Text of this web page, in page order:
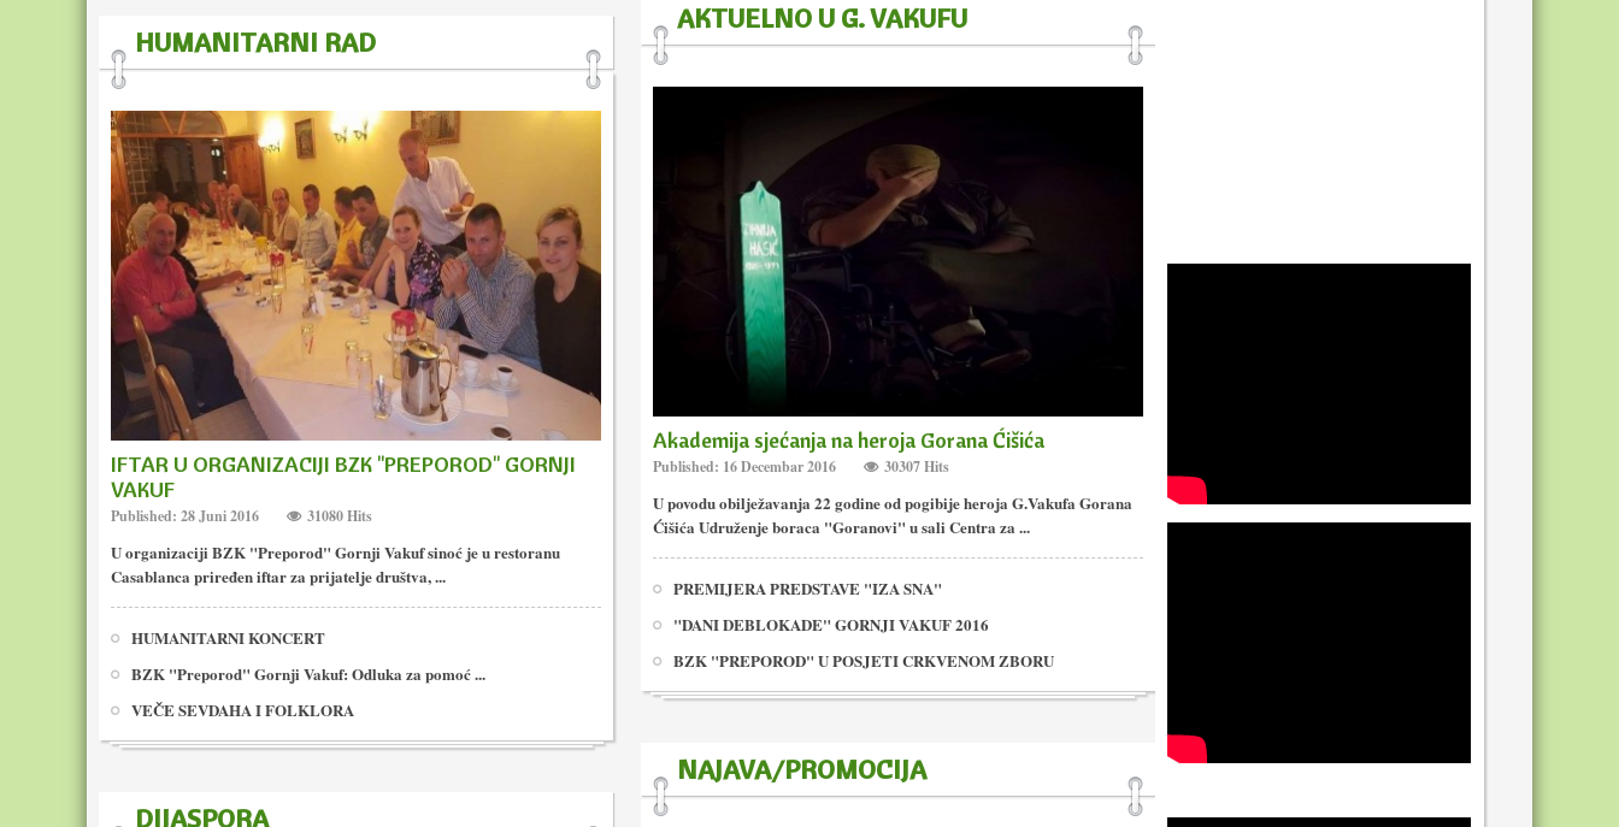
HUMANITARNI RAD
IFTAR U ORGANIZACIJI BZK "PREPOROD" GORNJI
VAKUF
Published: 28 Juni 2016 31080 Hits
U organizaciji BZK "Preporod" Gornji Vakuf sinoć je u restoranu
Casablanca priređen iftar za prijatelje društva, ...
HUMANITARNI KONCERT
BZK "Preporod" Gornji Vakuf: Odluka za pomoć ...
VEČE SEVDAHA I FOLKLORA
DIJASPORA
AKTUELNO U G. VAKUFU
Akademija sjećanja na heroja Gorana Ćišića
Published: 16 Decembar 2016 30307 Hits
U povodu obilježavanja 22 godine od pogibije heroja G.Vakufa Gorana
Ćišića Udruženje boraca "Goranovi" u sali Centra za ...
PREMIJERA PREDSTAVE "IZA SNA"
"DANI DEBLOKADE" GORNJI VAKUF 2016
BZK "PREPOROD" U POSJETI CRKVENOM ZBORU
NAJAVA/PROMOCIJA